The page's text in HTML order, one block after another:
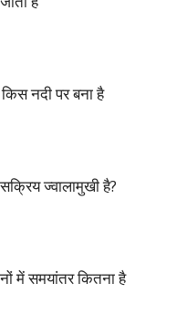
नदी पर बना है
ज्वालामुखी है?
में समयांतर कितना है